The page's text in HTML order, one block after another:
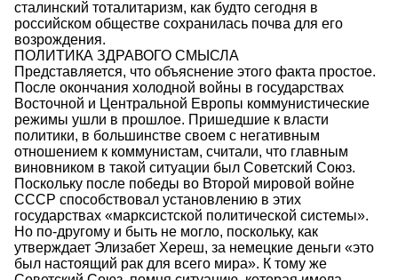
сталинский тоталитаризм, как будто сегодня в
российском обществе сохранилась почва для его
возрождения.
ПОЛИТИКА ЗДРАВОГО СМЫСЛА
Представляется, что объяснение этого факта простое.
После окончания холодной войны в государствах
Восточной и Центральной Европы коммунистические
режимы ушли в прошлое. Пришедшие к власти
политики, в большинстве своем с негативным
отношением к коммунистам, считали, что главным
виновником в такой ситуации был Советский Союз.
Поскольку после победы во Второй мировой войне
СССР способствовал установлению в этих
государствах «марксистской политической системы».
Но по-другому и быть не могло, поскольку, как
утверждает Элизабет Хереш, за немецкие деньги «это
был настоящий рак для всего мира». К тому же